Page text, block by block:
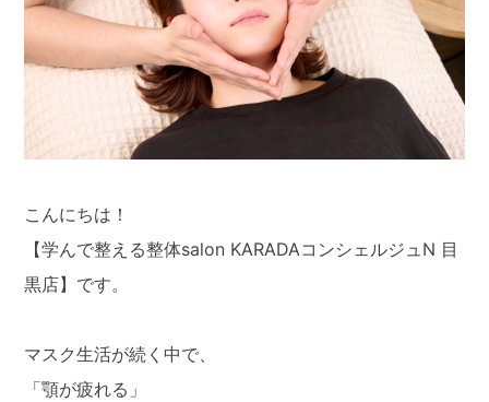
こんにちは！
【学んで整える整体salon KARADAコンシェルジュN 目
黒店】です。
マスク生活が続く中で、
「顎が疲れる」